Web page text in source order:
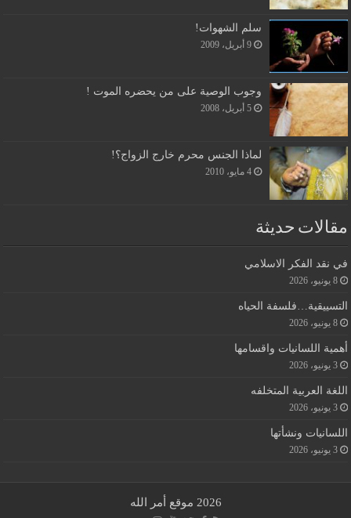
سلم الشهوات!
9 أبريل، 2009
وجوب الوصية على من يحضره الموت !
5 أبريل، 2008
لماذا الجنس محرم خارج الزواج؟!
4 مايو، 2010
مقالات حديثة
في نقد الفكر الاسلامي
8 يونيو، 2026
التسييقية…فلسفة الحياه
8 يونيو، 2026
أهمية اللسانيات واقسامها
3 يونيو، 2026
اللغة العربية المتخلفه
3 يونيو، 2026
اللسانيات ونشأتها
3 يونيو، 2026
2026 موقع أمر الله